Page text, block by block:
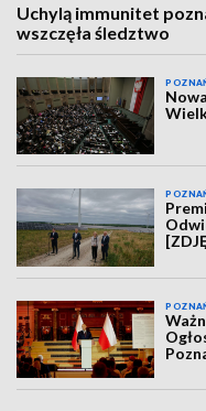
Uchylą immunitet
wszczęła śledztwo